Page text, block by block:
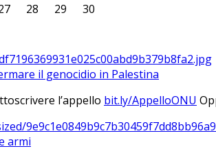
28 29
30
il genocidio in Palestina
l’appello bit.ly/AppelloONU
armi